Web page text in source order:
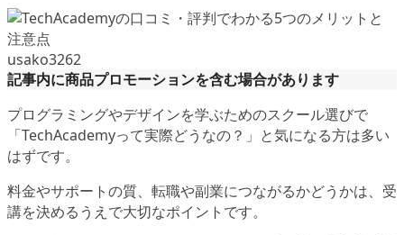
usako3262
記事内に商品プロモーションを含む場合があります
プログラミングやデザインを学ぶためのスクール選びで
「TechAcademyって実際どうなの？」と気になる方は多い
はずです。
料金やサポートの質、転職や副業につながるかどうかは、受
講を決めるうえで大切なポイントです。